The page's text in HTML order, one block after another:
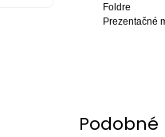
Foldre
Prezentačné